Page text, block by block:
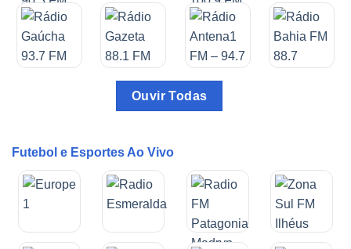
Ouvir Todas
Futebol e Esportes Ao Vivo